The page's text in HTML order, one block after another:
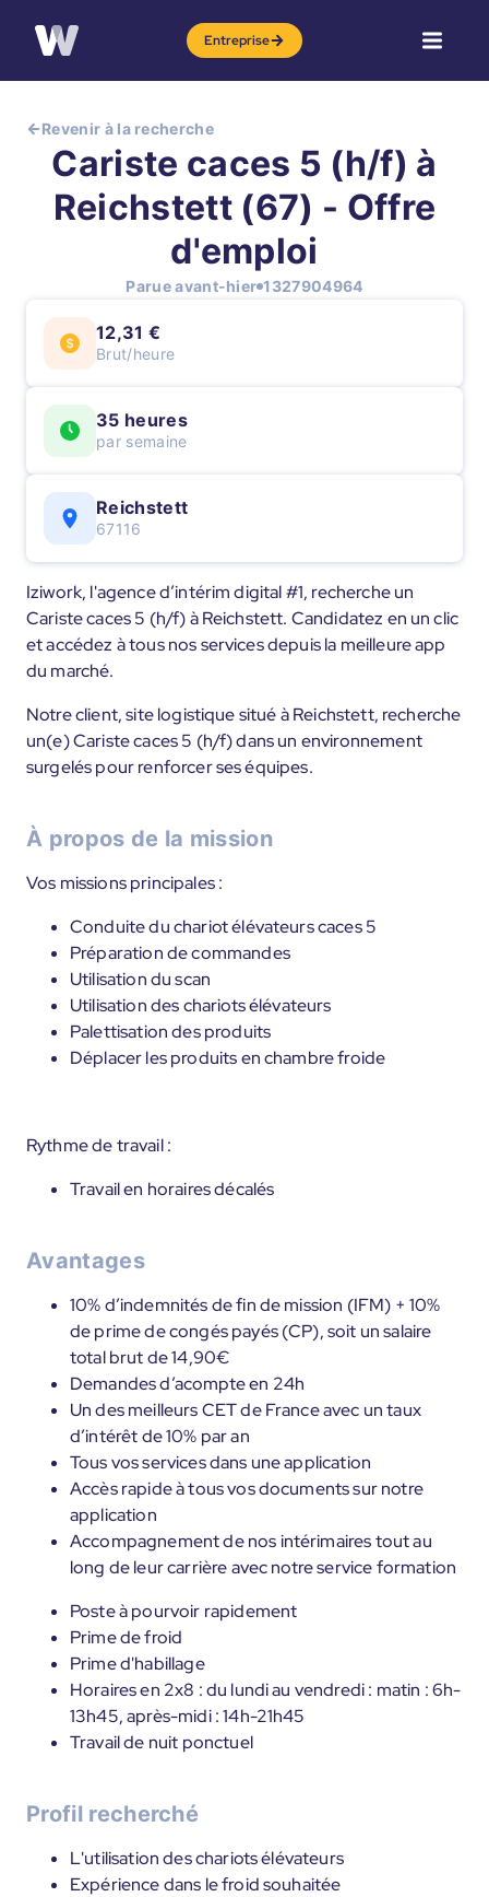
Entreprise
Revenir à la recherche
Cariste caces 5 (h/f) à
Reichstett (67) - Offre
d'emploi
Parue avant-hier 1327904964
12,31 €
Brut/heure
35 heures
par semaine
Reichstett
67116
Iziwork, l'agence d’intérim digital #1, recherche un
Cariste caces 5 (h/f) à Reichstett. Candidatez en un clic
et accédez à tous nos services depuis la meilleure app
du marché.
Notre client, site logistique situé à Reichstett, recherche
un(e) Cariste caces 5 (h/f) dans un environnement
surgelés pour renforcer ses équipes.
À propos de la mission
Vos missions principales :
Conduite du chariot élévateurs caces 5
Préparation de commandes
Utilisation du scan
Utilisation des chariots élévateurs
Palettisation des produits
Déplacer les produits en chambre froide
Rythme de travail :
Travail en horaires décalés
Avantages
10% d’indemnités de fin de mission (IFM) + 10%
de prime de congés payés (CP), soit un salaire
total brut de 14,90€
Demandes d’acompte en 24h
Un des meilleurs CET de France avec un taux
d’intérêt de 10% par an
Tous vos services dans une application
Accès rapide à tous vos documents sur notre
application
Accompagnement de nos intérimaires tout au
long de leur carrière avec notre service formation
Poste à pourvoir rapidement
Prime de froid
Prime d'habillage
Horaires en 2x8 : du lundi au vendredi : matin : 6h-
13h45, après-midi : 14h-21h45
Travail de nuit ponctuel
Profil recherché
L'utilisation des chariots élévateurs
Expérience dans le froid souhaitée